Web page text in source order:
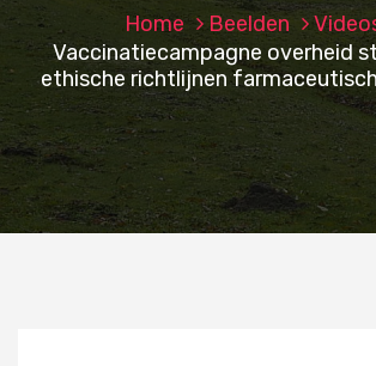
Home Beelden
Vaccinatiecampagne overheid
ethische richtlijnen